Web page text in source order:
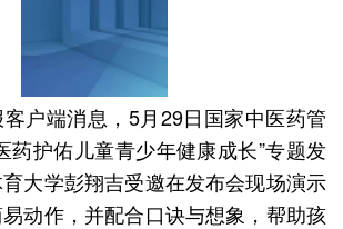
户端消息，5月29日国家中医药管
药护佑儿童青少年健康成长”专题发
大学彭翔吉受邀在发布会现场演示
动作，并配合口诀与想象，帮助孩